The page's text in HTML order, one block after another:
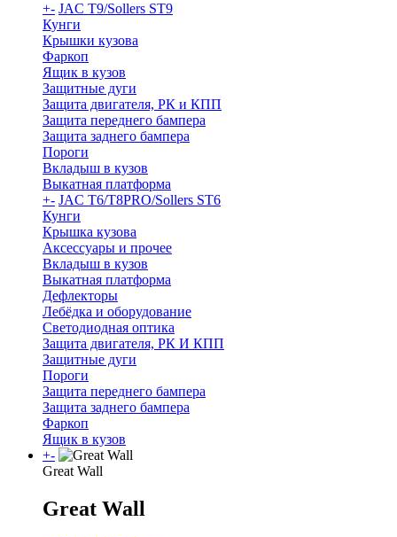
+- JAC T9/Sollers ST9
Кунги
Крышки кузова
Фаркоп
Ящик в кузов
Защитные дуги
Защита двигателя, РК и КПП
Защита переднего бампера
Защита заднего бампера
Пороги
Вкладыш в кузов
Выкатная платформа
+- JAC T6/T8PRO/Sollers ST6
Кунги
Крышка кузова
Аксессуары и прочее
Вкладыш в кузов
Выкатная платформа
Дефлекторы
Лебёдка и оборудование
Светодиодная оптика
Защита двигателя, РК И КПП
Защитные дуги
Пороги
Защита переднего бампера
Защита заднего бампера
Фаркоп
Ящик в кузов
+-
Great Wall
Great Wall